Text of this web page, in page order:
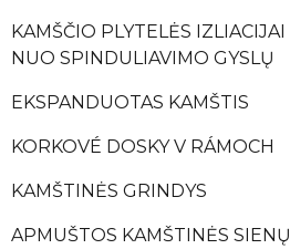
KAMŠČIO PLYTELĖS IZLIACIJAI
NUO SPINDULIAVIMO GYSLŲ
EKSPANDUOTAS KAMŠTIS
KORKOVÉ DOSKY V RÁMOCH
KAMŠTINĖS GRINDYS
APMUŠTOS KAMŠTINĖS SIENŲ